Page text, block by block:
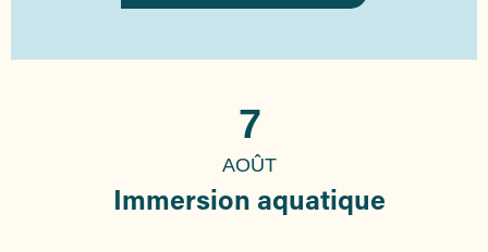
7
AOÛT
Immersion aquatique